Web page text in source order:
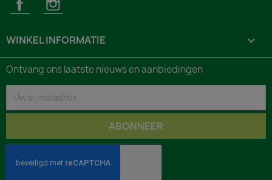
FacebookInstagram
WINKEL INFORMATIE keyboard_arrow_down
Ontvang ons laatste nieuws en aanbiedingen